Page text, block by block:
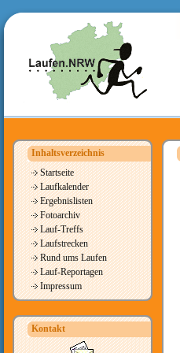
Inhaltsverzeichnis
Startseite
Laufkalender
Ergebnislisten
Fotoarchiv
Lauf-Treffs
Laufstrecken
Rund ums Laufen
Lauf-Reportagen
Impressum
Kontakt